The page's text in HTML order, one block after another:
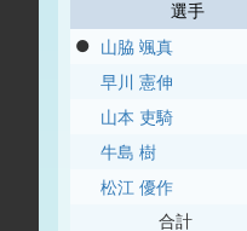
選手
●
山脇 颯真
早川 憲伸
山本 吏騎
牛島 樹
松江 優作
合計